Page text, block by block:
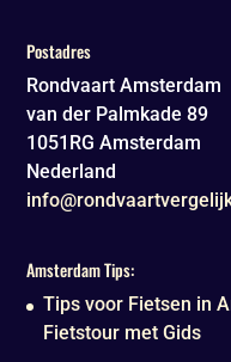
Postadres
Rondvaart Amsterdam
van der Palmkade 89
1051RG Amsterdam
Nederland
Amsterdam Tips:
Tips voor Fietsen in
Fietstour met Gids